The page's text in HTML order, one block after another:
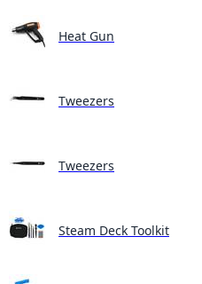
Heat Gun
Tweezers
Tweezers
Steam Deck Toolkit